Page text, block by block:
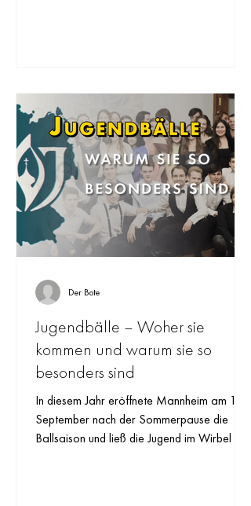
Jugendbälle – Woher sie
kommen und warum sie so
besonders sind
In diesem Jahr eröffnete Mannheim am 13.
September nach der Sommerpause die
Ballsaison und ließ die Jugend im Wirbel des
Der Bote